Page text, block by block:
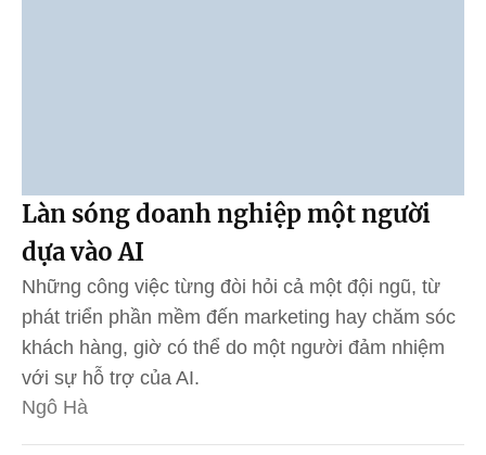
Làn sóng doanh nghiệp một người
dựa vào AI
Những công việc từng đòi hỏi cả một đội ngũ, từ
phát triển phần mềm đến marketing hay chăm sóc
khách hàng, giờ có thể do một người đảm nhiệm
với sự hỗ trợ của AI.
Ngô Hà